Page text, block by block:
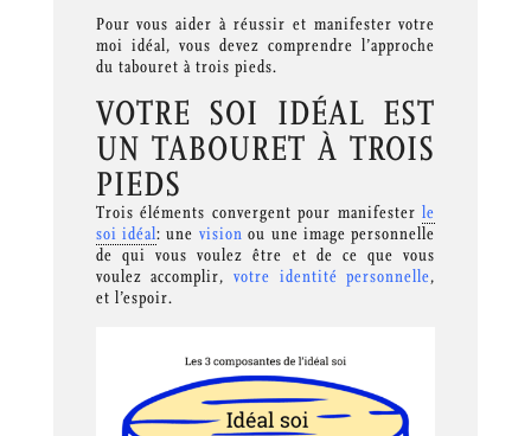
Pour vous aider à réussir et manifester votre
moi idéal, vous devez comprendre l’approche
du tabouret à trois pieds.
VOTRE SOI IDÉAL EST
UN TABOURET À TROIS
PIEDS
Trois éléments convergent pour manifesterle
soi idéal: une vision ou une image personnelle
de qui vous voulez être et de ce que vous
voulez accomplir, votre identité personnelle,
et l’espoir.